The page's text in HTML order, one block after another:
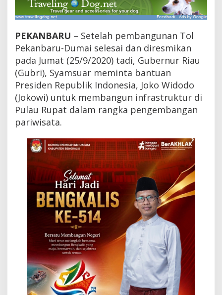
a
n
b
a
r
u
-
D
u
m
a
i
,
b
r
i
M
i
n
t
a
B
a
n
t
u
a
n
P
r
e
PEKANBARU – Setelah pembangunan Tol
Pekanbaru-Dumai selesai dan diresmikan
pada Jumat (25/9/2020) tadi, Gubernur Riau
(Gubri), Syamsuar meminta bantuan
Presiden Republik Indonesia, Joko Widodo
(Jokowi) untuk membangun infrastruktur di
Pulau Rupat dalam rangka pengembangan
pariwisata.